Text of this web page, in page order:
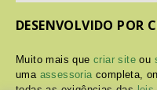
DESENVOLVIDO POR
Muito mais quecriar site ou
uma assessoria completa,
todas as exigências dasleis